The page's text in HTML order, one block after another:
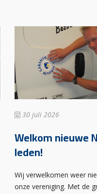
30 juli 2026
Welkom nieuwe
leden!
Wij verwelkomen weer
onze vereniging. Met de